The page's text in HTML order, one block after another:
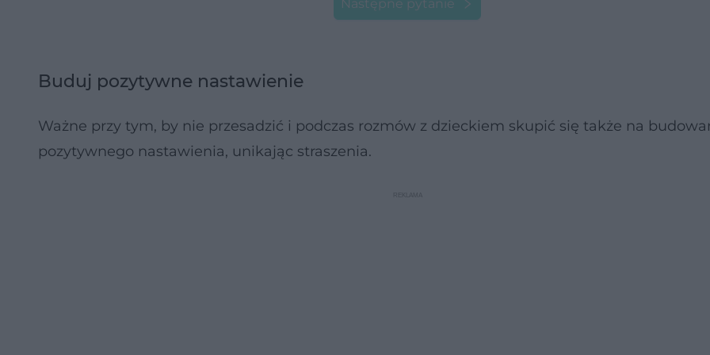
Następne pytanie
Buduj pozytywne nastawienie
Ważne przy tym, by nie przesadzić i podczas rozmów z dzieckiem skupić się także na
pozytywnego nastawienia, unikając straszenia.